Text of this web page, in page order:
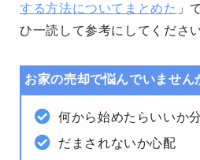
する方法についてまとめた 」
ひ一読して参考にしてください
お家の売却で悩んでいません
何から始めたらいいか
だまされないか心配